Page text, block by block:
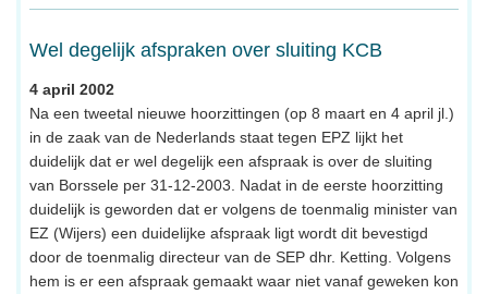
Wel degelijk afspraken over sluiting KCB
4 april 2002
Na een tweetal nieuwe hoorzittingen (op 8 maart en 4 april jl.)
in de zaak van de Nederlands staat tegen EPZ lijkt het
duidelijk dat er wel degelijk een afspraak is over de sluiting
van Borssele per 31-12-2003. Nadat in de eerste hoorzitting
duidelijk is geworden dat er volgens de toenmalig minister van
EZ (Wijers) een duidelijke afspraak ligt wordt dit bevestigd
door de toenmalig directeur van de SEP dhr. Ketting. Volgens
hem is er een afspraak gemaakt waar niet vanaf geweken kon